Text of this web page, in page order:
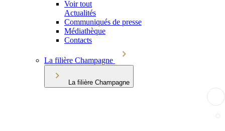
Voir tout
Actualités
Communiqués de presse
Médiathèque
Contacts
La filière Champagne
La filière Champagne